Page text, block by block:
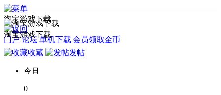
淘宝游戏下载
门户 论坛 单机下载 会员领取金币
淘宝游戏下载
收藏 发帖
今日
0